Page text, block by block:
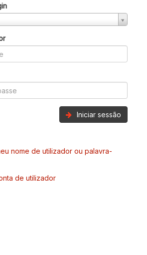
Iniciar sessão
nome de utilizador ou palavra-
de utilizador